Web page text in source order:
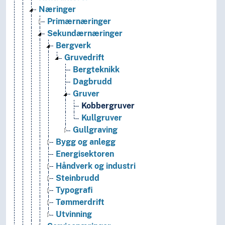
Næringer
Primærnæringer
Sekundærnæringer
Bergverk
Gruvedrift
Bergteknikk
Dagbrudd
Gruver
Kobbergruver
Kullgruver
Gullgraving
Bygg og anlegg
Energisektoren
Håndverk og industri
Steinbrudd
Typografi
Tømmerdrift
Utvinning